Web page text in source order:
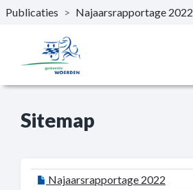
Naar hoofdinhoud
Publicaties > Najaarsrapportage 2022
Sitemap
Najaarsrapportage 2022